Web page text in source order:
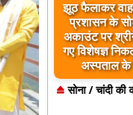
झूठ फैलाकर
प्रशासन के
अकाउंट पर
गए विशेषज्ञ
अस्पताल के
सोना / चांदी की